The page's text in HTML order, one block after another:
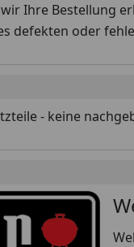
Ihre Bestellung
defekten oder
- keine